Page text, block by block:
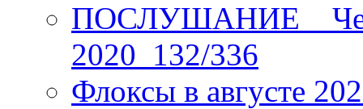
ПОСЛУШАНИЕ _
2020_132/336
Флоксы в августе